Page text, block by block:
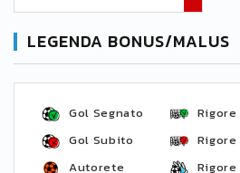
LEGENDA BONUS/MALUS
Gol Segnato
Gol Subito
Autorete
Rigore
Rigore